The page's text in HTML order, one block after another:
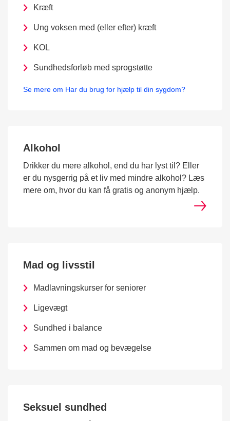
Kræft
Ung voksen med (eller efter) kræft
KOL
Sundhedsforløb med sprogstøtte
Se mere om Har du brug for hjælp til din sygdom?
Alkohol
Drikker du mere alkohol, end du har lyst til? Eller
er du nysgerrig på et liv med mindre alkohol? Læs
mere om, hvor du kan få gratis og anonym hjælp.
Mad og livsstil
Madlavningskurser for seniorer
Ligevægt
Sundhed i balance
Sammen om mad og bevægelse
Seksuel sundhed